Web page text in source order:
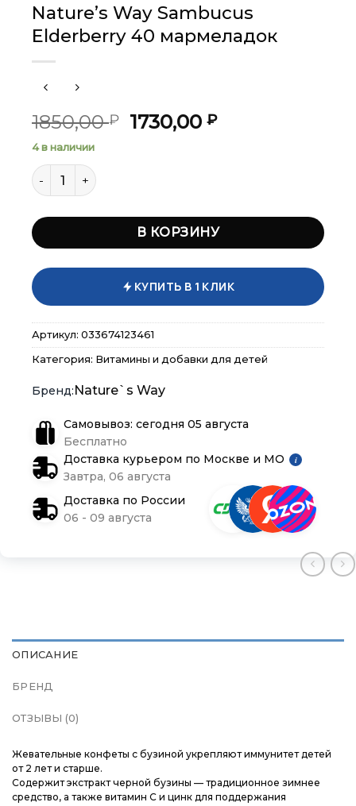
Nature’s Way Sambucus
Elderberry 40 мармеладок
1850,00₽
Первоначальная
1730,00₽Текущая
4 в наличии
Количество товара Nature's Way Sambucus
В КОРЗИНУ
КУПИТЬ В 1 КЛИК
Артикул: 033674123461
Категория: Витамины и добавки для детей
Nature`s Way
Самовывоз: сегодня 05 августа
Бесплатно
Доставка курьером по Москве и МО
i
Завтра, 06 августа
Доставка по России
06 - 09 августа
ОПИСАНИЕ
БРЕНД
ОТЗЫВЫ (0)
Жевательные конфеты с бузиной укрепляют иммунитет детей
от 2 лет и старше.
Содержит экстракт черной бузины — традиционное зимнее
средство, а также витамин С и цинк для поддержания
Каталог
Бренды
Подарочные сертификаты
Магазины
Контакты
Доставка и оплата
Каталог
Бренды
Подарочные сертификаты
Магазины
Контакты
Доставка и оплата
Каталог
Бренды
Подарочные сертификаты
Магазины
Контакты
Доставка и оплата